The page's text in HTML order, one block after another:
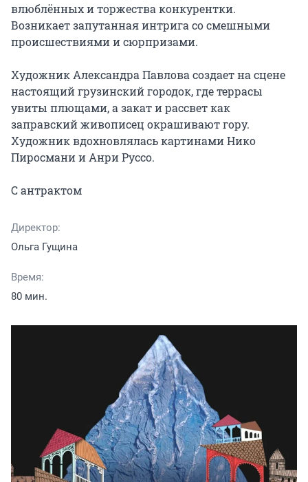
влюблённых и торжества конкурентки.
Возникает запутанная интрига со смешными
происшествиями и сюрпризами.
Художник Александра Павлова создает на сцене
настоящий грузинский городок, где террасы
увиты плющами, а закат и рассвет как
заправский живописец окрашивают гору.
Художник вдохновлялась картинами Нико
Пиросмани и Анри Руссо.
С антрактом
Директор:
Ольга Гущина
Время:
80 мин.